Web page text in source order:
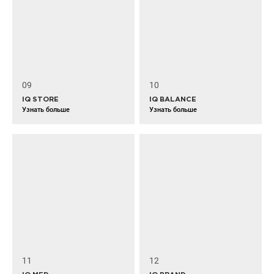
09
IQ STORE
Узнать больше
10
IQ BALANCE
Узнать больше
11 12